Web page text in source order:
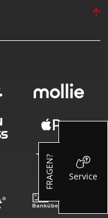
FRAGEN? Service